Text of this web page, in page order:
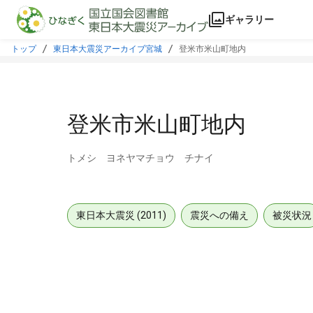
本文に飛ぶ
ギャラリー
トップ 東日本大震災アーカイブ宮城 登米市米山町地内
登米市米山町地内
トメシ ヨネヤマチョウ チナイ
東日本大震災 (2011) 震災への備え 被災状況